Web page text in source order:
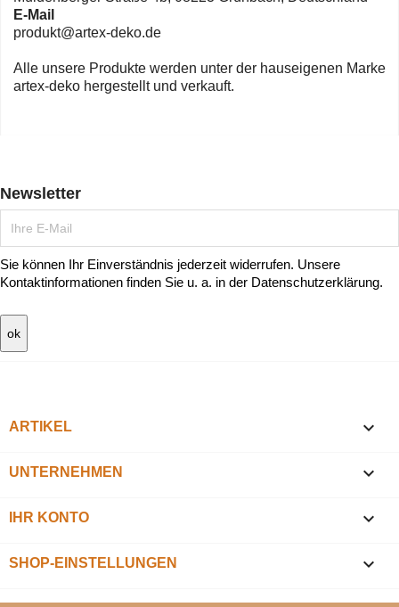
E-Mail
produkt@artex-deko.de
Alle unsere Produkte werden unter der hauseigenen Marke
artex-deko hergestellt und verkauft.
Newsletter
Sie können Ihr Einverständnis jederzeit widerrufen. Unsere
Kontaktinformationen finden Sie u. a. in der Datenschutzerklärung.
ARTIKEL 
UNTERNEHMEN 
IHR KONTO 
SHOP-EINSTELLUNGEN keyboard_arrow_down